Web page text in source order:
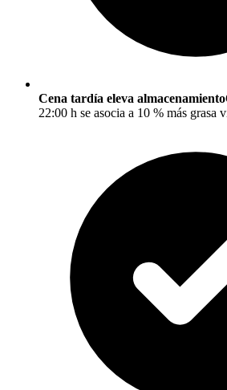
Cena tardía eleva almacenamiento
22:00 h se asocia a 10 % más grasa